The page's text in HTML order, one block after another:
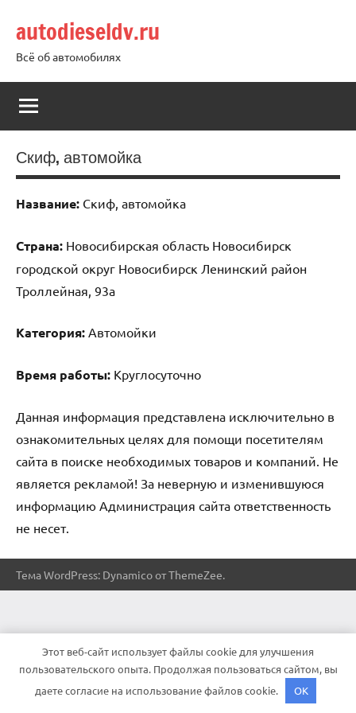
содержимому
autodieseldv.ru
Всё об автомобилях
Скиф, автомойка
Название: Скиф, автомойка
Страна: Новосибирская область Новосибирск
городской округ Новосибирск Ленинский район
Троллейная, 93а
Категория: Автомойки
Время работы: Круглосуточно
Данная информация представлена исключительно в
ознакомительных целях для помощи посетителям
сайта в поиске необходимых товаров и компаний. Не
является рекламой! За неверную и изменившуюся
информацию Администрация сайта ответственность
не несет.
Тема WordPress: Dynamico от ThemeZee.
Этот веб-сайт использует файлы cookie для улучшения
пользовательского опыта. Продолжая пользоваться сайтом, вы
даете согласие на использование файлов cookie.
OK